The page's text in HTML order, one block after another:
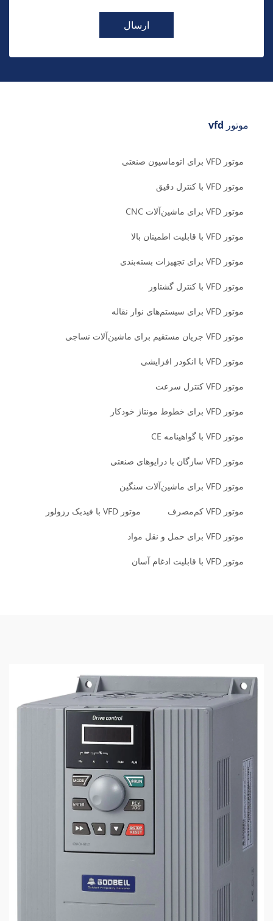
ارسال
موتور vfd
موتور VFD برای اتوماسیون صنعتی
موتور VFD با کنترل دقیق
موتور VFD برای ماشین‌آلات CNC
موتور VFD با قابلیت اطمینان بالا
موتور VFD برای تجهیزات بسته‌بندی
موتور VFD با کنترل گشتاور
موتور VFD برای سیستم‌های نوار نقاله
موتور VFD جریان مستقیم برای ماشین‌آلات نساجی
موتور VFD با انکودر افزایشی
موتور VFD کنترل سرعت
موتور VFD برای خطوط مونتاژ خودکار
موتور VFD با گواهینامه CE
موتور VFD سازگان با درایوهای صنعتی
موتور VFD برای ماشین‌آلات سنگین
موتور VFD کم‌مصرف موتور VFD با فیدبک رزولور
موتور VFD برای حمل و نقل مواد
موتور VFD با قابلیت ادغام آسان